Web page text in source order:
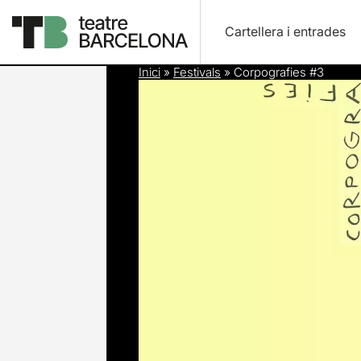
Cartellera i entrades
Inici» Festivals » Corpografies #3